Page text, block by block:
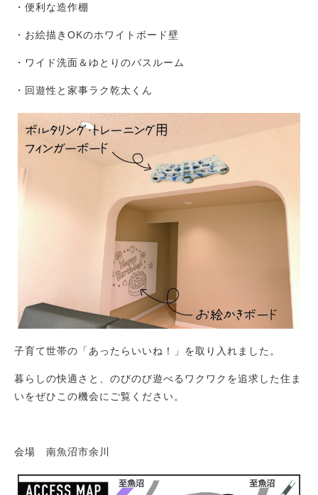
Works
新築注文住宅
暮らし再生
Real estate
・便利な造作棚
・お絵描きOKのホワイトボード壁
・ワイド洗面＆ゆとりのバスルーム
・回遊性と家事ラク乾太くん
子育て世帯の「あったらいいね！」を取り入れました。
暮らしの快適さと、のびのび遊べるワクワクを追求した住ま
いをぜひこの機会にご覧ください。
会場 南魚沼市余川